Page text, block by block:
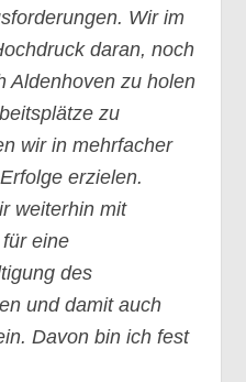
Wir im
daran, noch
Aldenhoven zu holen
zu
wir in mehrfacher
erzielen.
weiterhin mit
eine
des
und damit auch
Davon bin ich fest